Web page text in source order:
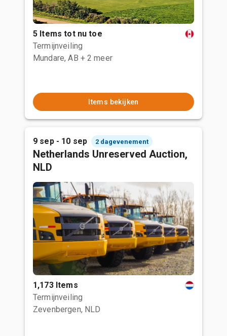
5 Items tot nu toe
Termijnveiling
Mundare, AB + 2 meer
Items bekijken
9 sep - 10 sep 2 dagevenement
Netherlands Unreserved Auction,
NLD
1,173 Items
Termijnveiling
Zevenbergen, NLD